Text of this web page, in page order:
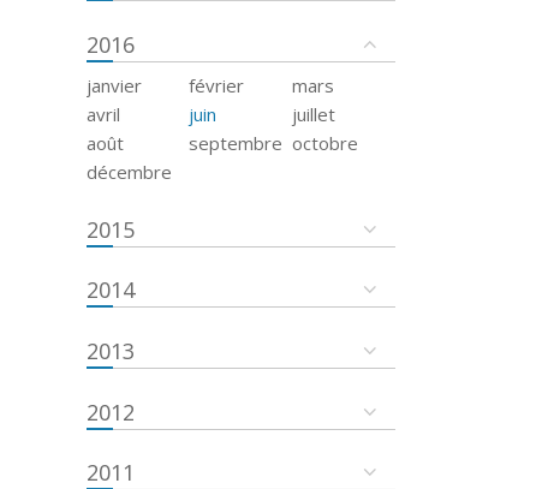
2016
janvier février
mars
avril
juin
juillet
août
septembre octobre
décembre
2015
2014
2013
2012
2011